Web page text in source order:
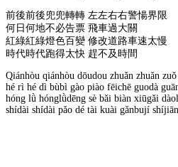
前後前後兜兜轉轉 左左右右警愓界限
何日何地不必告票 飛車過大關
紅綠紅綠燈色百變 修改道路車速太慢
時代時代跑得太快 趕不及時間
Qiánhòu qiánhòu dōudou zhuǎn zhuǎn
hé rì hé dì bùbì gào piào fēichē guodà
hóng lǜ hónglǜdēng sè bǎi biàn xiūgǎi
shídài shídài pǎo dé tài kuài gǎnbují shíjiān